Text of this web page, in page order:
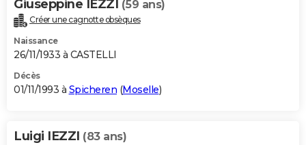
Giuseppine IEZZI (59 ans)
Créer une cagnotte obsèques
Naissance
26/11/1933 à CASTELLI
Décès
01/11/1993 à Spicheren (Moselle)
Luigi IEZZI (83 ans)